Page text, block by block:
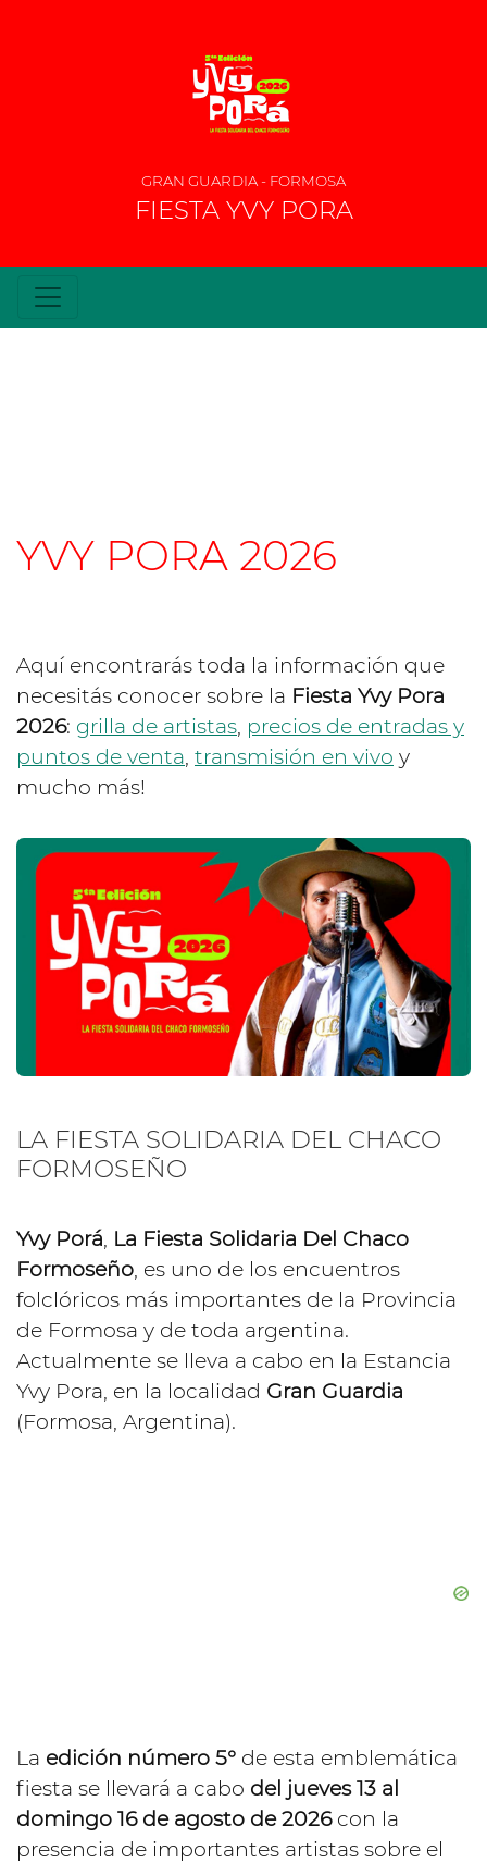
GRAN GUARDIA - FORMOSA
FIESTA YVY PORA
YVY PORA 2026
Aquí encontrarás toda la información que
necesitás conocer sobre la Fiesta Yvy Pora
2026: grilla de artistas, precios de entradas y
puntos de venta, transmisión en vivo y
mucho más!
LA FIESTA SOLIDARIA DEL CHACO
FORMOSEÑO
Yvy Porá, La Fiesta Solidaria Del Chaco
Formoseño, es uno de los encuentros
folclóricos más importantes de la Provincia
de Formosa y de toda argentina.
Actualmente se lleva a cabo en la Estancia
Yvy Pora, en la localidad Gran Guardia
(Formosa, Argentina).
La edición número 5° de esta emblemática
fiesta se llevará a cabo del jueves 13 al
domingo 16 de agosto de 2026con la
presencia de importantes artistas sobre el